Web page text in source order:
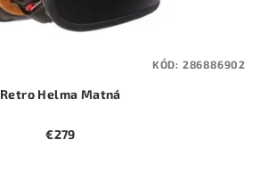
Retro Helma Matná
€279
KÓD: 286886902